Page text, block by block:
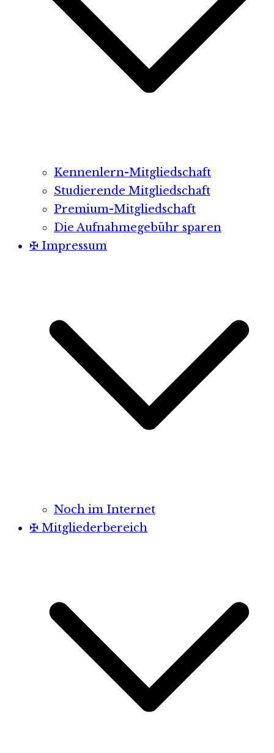
Kennenlern-Mitgliedschaft
Studierende Mitgliedschaft
Premium-Mitgliedschaft
Die Aufnahmegebühr sparen
✠ Impressum
Noch im Internet
✠ Mitgliederbereich